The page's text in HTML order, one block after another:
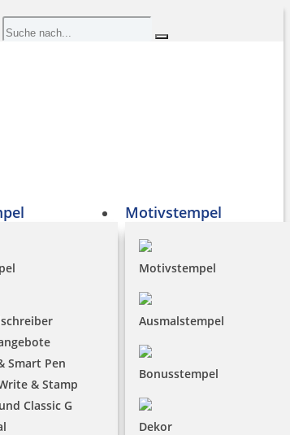
Smart Pen
& Stamp
Classic G
Motivstempel
Motivstempel
Ausmalstempel
Bonusstempel
Dekor